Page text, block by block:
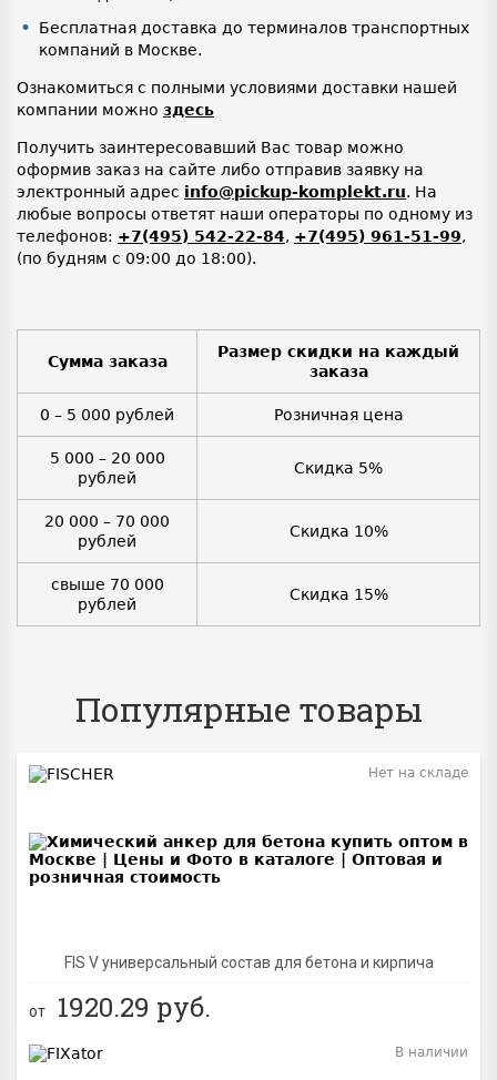
Бесплатная доставка до терминалов транспортных
компаний в Москве.
Ознакомиться с полными условиями доставки нашей
компании можно здесь
Получить заинтересовавший Вас товар можно
оформив заказ на сайте либо отправив заявку на
электронный адрес info@pickup-komplekt.ru. На
любые вопросы ответят наши операторы по одному из
телефонов: +7(495) 542-22-84, +7(495) 961-51-99,
(по будням с 09:00 до 18:00).
Сумма заказа
Размер скидки на каждый
заказа
0 – 5 000 рублей Розничная цена
5 000 – 20 000
рублей
Скидка 5%
20 000 – 70 000
рублей
Скидка 10%
свыше 70 000
рублей
Скидка 15%
Популярные товары
FIS V универсальный состав для бетона и кирпича
Нет на складе
от 1920.29 руб.
В наличии